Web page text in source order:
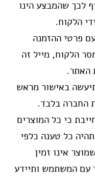
לכך שהמבצע הינו
הלקוח.
פרטי ההזמנה
הלקוח, מייל זה
האתר.
באישור מראש
החברה בלבד.
כי כל המוצרים
כל טענה כלפי
אינו זמין
עם המשתמש ותיידע